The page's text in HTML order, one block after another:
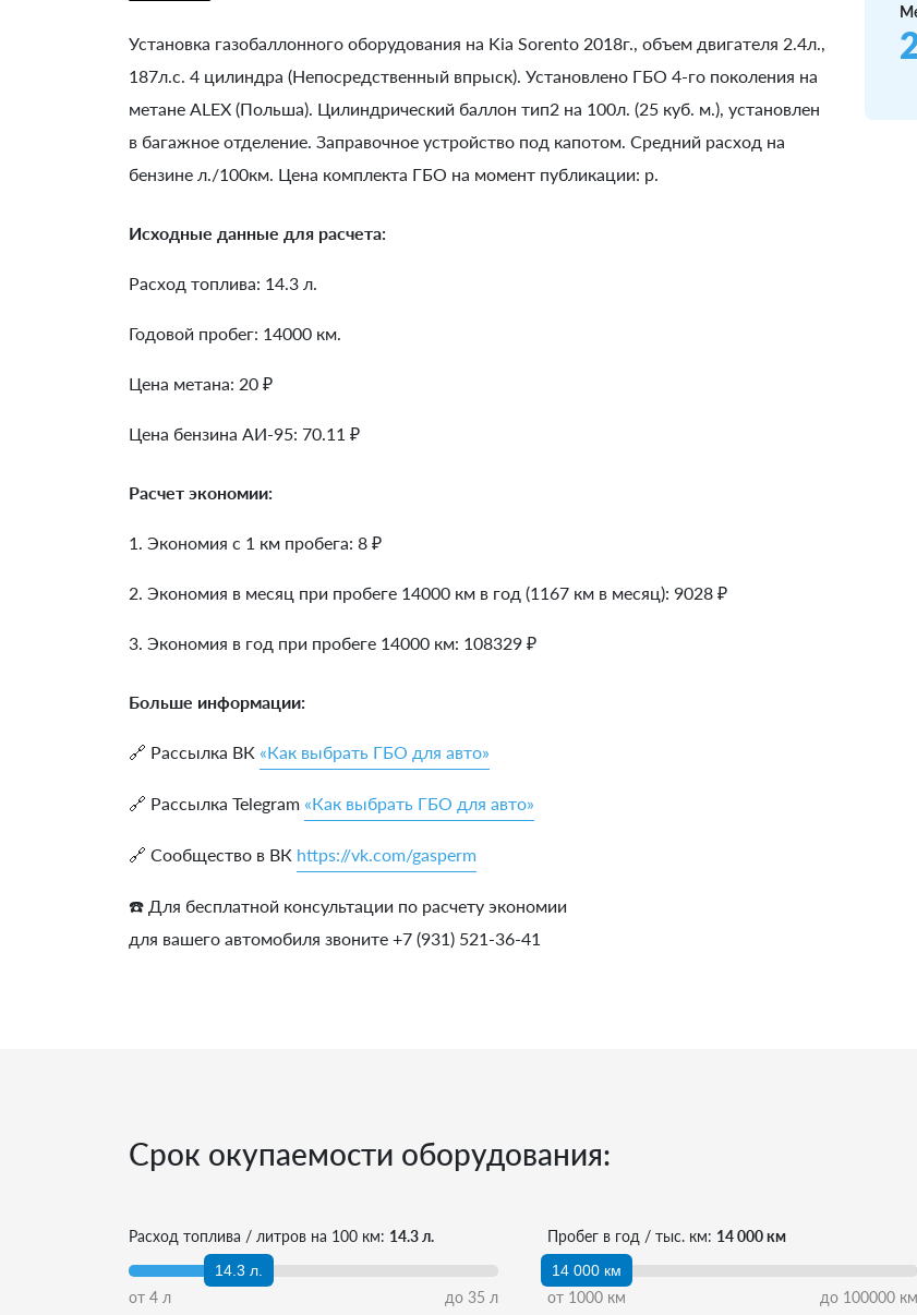
Установка газобаллонного оборудования на Kia Sorento 2018г., объем двигателя 2.4л.,
187л.с. 4 цилиндра (Непосредственный впрыск). Установлено ГБО 4-го поколения на
метане ALEX (Польша). Цилиндрический баллон тип2 на 100л. (25 куб. м.), установлен
в багажное отделение. Заправочное устройство под капотом. Средний расход на
бензине л./100км. Цена комплекта ГБО на момент публикации: р.
Исходные данные для расчета:
Расход топлива: 14.3 л.
Годовой пробег: 14000 км.
Цена метана: 20 ₽
Цена бензина АИ-95: 70.11 ₽
Расчет экономии:
1. Экономия с 1 км пробега: 8 ₽
2. Экономия в месяц при пробеге 14000 км в год (1167 км в месяц): 9028 ₽
3. Экономия в год при пробеге 14000 км: 108329 ₽
Больше информации:
🔗 Рассылка ВК «Как выбрать ГБО для авто»
🔗 Рассылка Telegram «Как выбрать ГБО для авто»
🔗 Сообщество в ВК https://vk.com/gasperm
☎️ Для бесплатной консультации по расчету экономии
для вашего автомобиля звоните +7 (931) 521-36-41
Срок окупаемости оборудования:
Расход топлива / литров на 100 км: 14.3 л.
14.3 л.
от 4 л до35 л
Пробег в год / тыс. км: 14 000 км
14 000 км
от 1000 км до 100000км